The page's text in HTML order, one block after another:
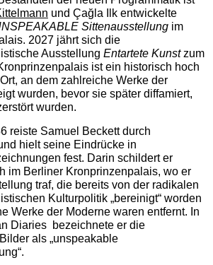
und Çağla Ilk entwickelte
Sittenausstellungim
2027 jährt sich die
Ausstellung Entartete Kunstzum
ist ein historisch hoch
an dem zahlreiche Werke der
wurden, bevor sie später diffamiert,
wurden.
reiste Samuel Beckett durch
hielt seine Eindrücke in
fest. Darin schildert er
im Berliner Kronprinzenpalais, wo er
traf, die bereits von der radikalen
Kulturpolitik „bereinigt“ worden
Werke der Moderne waren entfernt. In
Diaries bezeichnete er die
als „unspeakable